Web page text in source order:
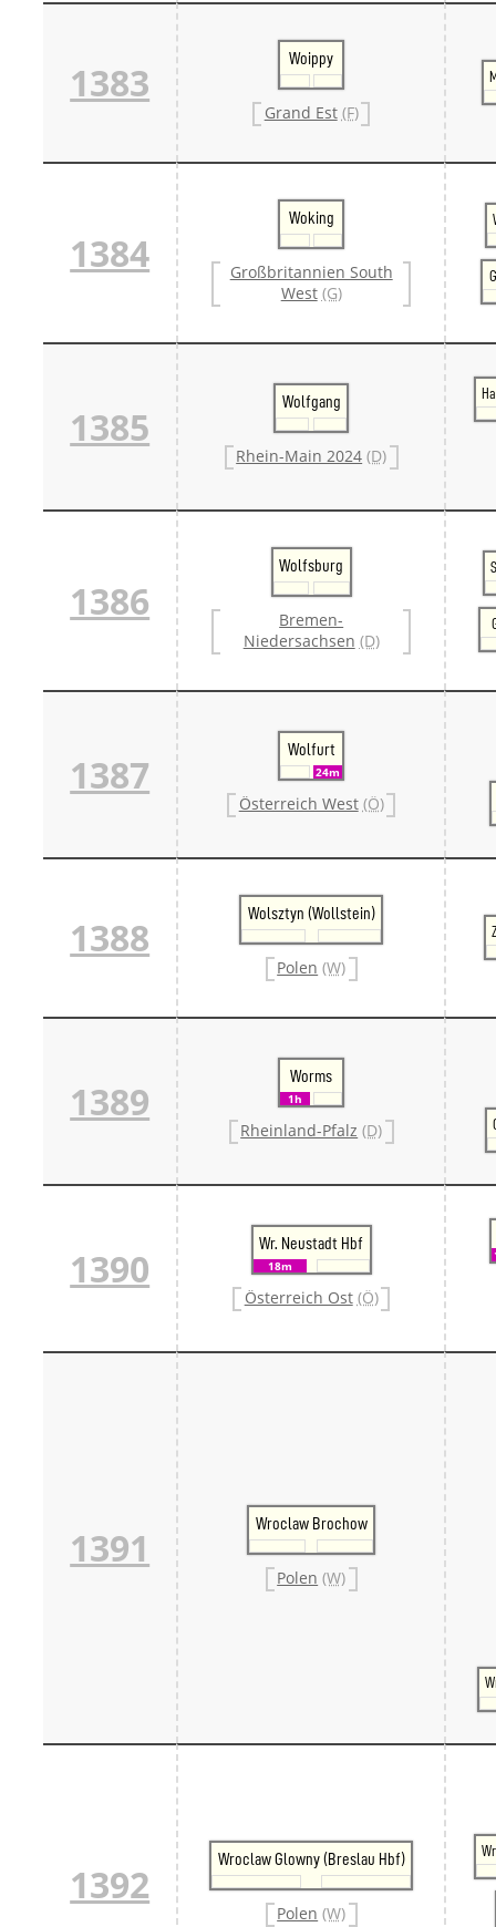
1383
Woippy
Grand Est (F)
1384
Woking
Großbritannien South
West (G)
1385
Wolfgang
Rhein-Main 2024 (D)
1386
Wolfsburg
Bremen-
Niedersachsen (D)
1387
Wolfurt
24m
Österreich West (Ö)
1388
Wolsztyn (Wollstein)
Polen (W)
1389
Worms
1h
Rheinland-Pfalz (D)
1390
Wr. Neustadt Hbf
18m
Österreich Ost (Ö)
1391
Wroclaw Brochow
Polen (W)
1392
Wroclaw Glowny (Breslau Hbf)
Polen (W)